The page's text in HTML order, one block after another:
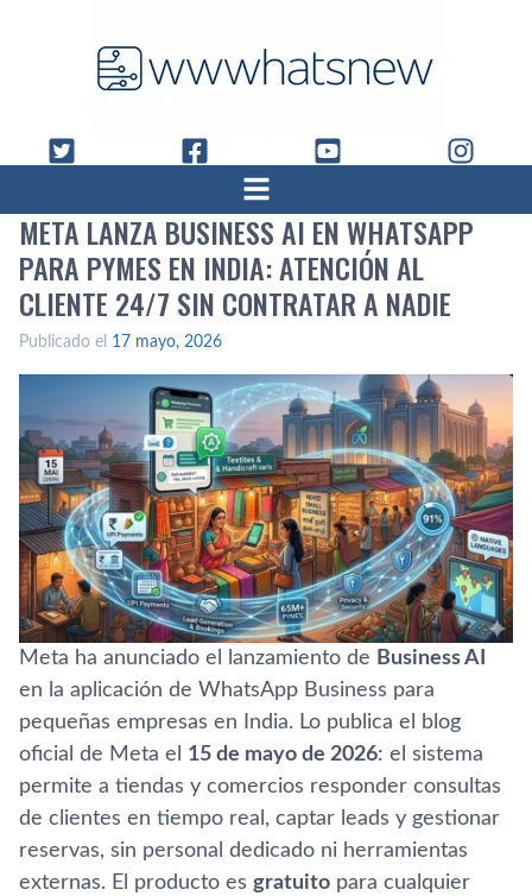
META LANZA BUSINESS AI EN WHATSAPP
PARA PYMES EN INDIA: ATENCIÓN AL
CLIENTE 24/7 SIN CONTRATAR A NADIE
Publicado el 17 mayo, 2026
Meta ha anunciado el lanzamiento de Business AI
en la aplicación de WhatsApp Business para
pequeñas empresas en India. Lo publica el blog
oficial de Meta el 15 de mayo de 2026: el sistema
permite a tiendas y comercios responder consultas
de clientes en tiempo real, captar leads y gestionar
reservas, sin personal dedicado ni herramientas
externas. El producto es gratuito para cualquier